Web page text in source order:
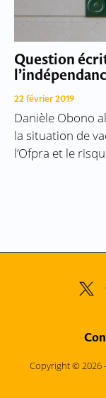
Question
22 février 2019
Danièle Obono
la situation de
l’Ofpra et le
Copyright © 2026 -